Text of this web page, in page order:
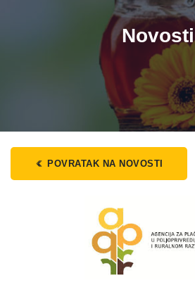
Novosti
POVRATAK NA NOVOSTI